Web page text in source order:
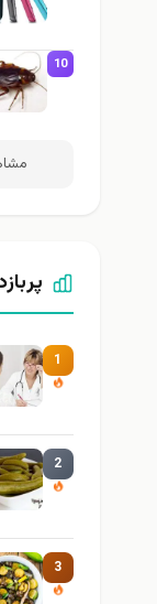
01-31
موجودی
زنده
01-06
مشاهده همه
درمان
خارش
ایمن
16
+
08-16
ساده